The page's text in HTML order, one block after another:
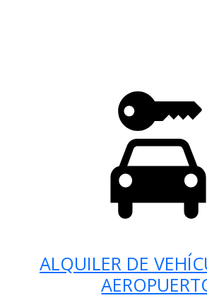
ALQUILER DE